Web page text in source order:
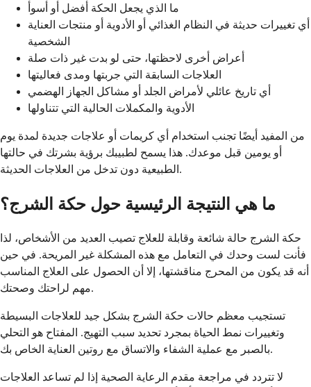
ما الذي يجعل الحكة أفضل أو أسوأ
أي تغييرات حديثة في النظام الغذائي أو الأدوية أو منتجات العناية
الشخصية
أعراض أخرى لاحظتها، حتى لو بدت غير ذات صلة
العلاجات السابقة التي جربتها ومدى فعاليتها
أي تاريخ عائلي لأمراض الجلد أو مشاكل الجهاز الهضمي
الأدوية والمكملات الحالية التي تتناولها
من المفيد أيضًا تجنب استخدام أي كريمات أو علاجات جديدة لمدة يوم
أو يومين قبل موعدك. هذا يسمح لطبيبك برؤية بشرتك في حالتها
الطبيعية دون تدخل من العلاجات الحديثة.
ما هي النتيجة الرئيسية حول حكة الشرج؟
حكة الشرج حالة شائعة وقابلة للعلاج تصيب العديد من الأشخاص، لذا
فأنت لست وحدك في التعامل مع هذه المشكلة غير المريحة. في حين
أنه قد يكون من المحرج مناقشتها، إلا أن الحصول على العلاج المناسب
مهم لراحتك وصحتك.
تستجيب معظم حالات حكة الشرج بشكل جيد للعلاجات البسيطة
وتغييرات نمط الحياة بمجرد تحديد سبب التهيج. المفتاح هو التحلي
بالصبر مع عملية الشفاء والاتساق مع روتين العناية الخاص بك.
لا تتردد في مراجعة مقدم الرعاية الصحية إذا لم تساعد العلاجات